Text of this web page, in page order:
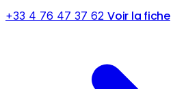
+33 4 76 47 37 62 Voir la fiche